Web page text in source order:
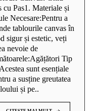
cu Pas1. Materiale și
Necesare:Pentru a
tablourile canvas în
sigur și estetic, veți
nevoie de
Tip
sunt esențiale
a susține greutatea
și pe..